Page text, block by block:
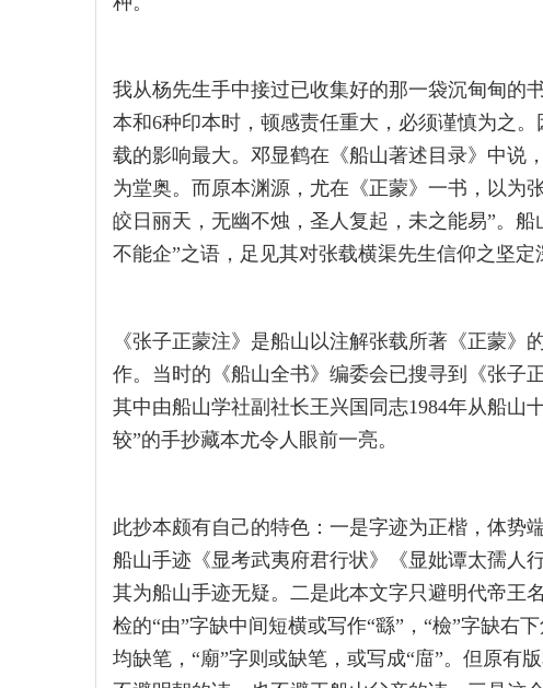
我从杨先生手中接过已收集好的那一袋沉甸甸的
本和6种印本时，顿感责任重大，必须谨慎为之
载的影响最大。邓显鹤在《船山著述目录》中说
为堂奥。而原本渊源，尤在《正蒙》一书，以为
皎日丽天，无幽不烛，圣人复起，未之能易”。
不能企”之语，足见其对张载横渠先生信仰之坚定
《张子正蒙注》是船山以注解张载所著《正蒙
作。当时的《船山全书》编委会已搜寻到《张子
其中由船山学社副社长王兴国同志1984年从船山
较”的手抄藏本尤令人眼前一亮。
此抄本颇有自己的特色：一是字迹为正楷，体势
船山手迹《显考武夷府君行状》《显妣谭太孺人
其为船山手迹无疑。二是此本文字只避明代帝王
检的“由”字缺中间短横或写作“繇”，“檢”字缺右
均缺笔，“廟”字则或缺笔，或写成“庿”。但原有